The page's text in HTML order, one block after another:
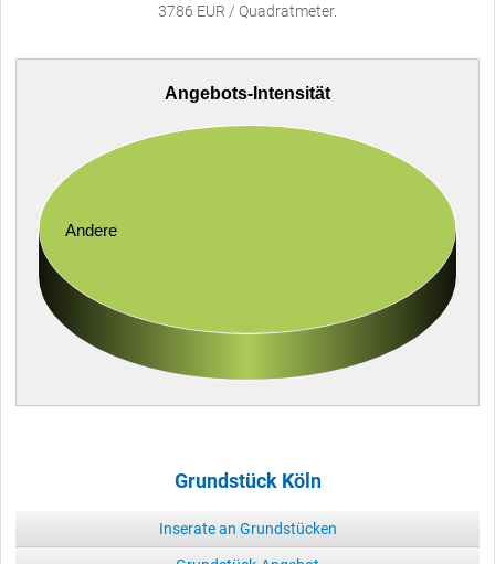
3786 EUR / Quadratmeter.
Angebots-Intensität
Andere
Grundstück Köln
Inserate an Grundstücken